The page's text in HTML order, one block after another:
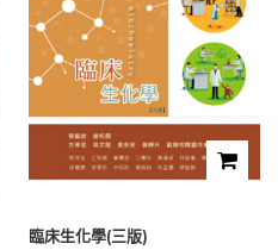
臨床生化學(三版)